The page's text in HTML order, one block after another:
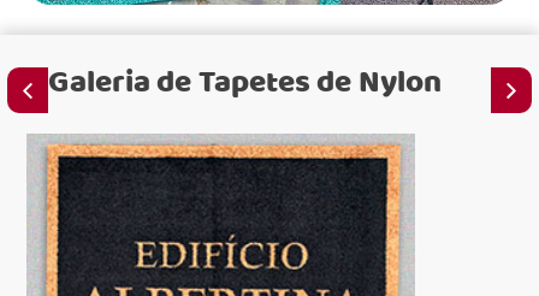
Galeria deTapetes de Nylon